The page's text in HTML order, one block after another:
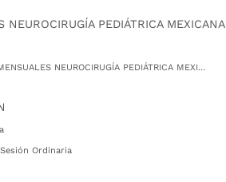
NEUROCIRUGÍA PEDIÁTRICA MEXICANA
NEUROCIRUGÍA PEDIÁTRICA MEXI...
Ordinaria